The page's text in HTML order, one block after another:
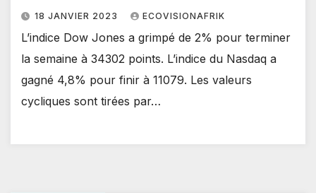
18 JANVIER 2023 ECOVISIONAFRIK
L’indice Dow Jones a grimpé de 2% pour terminer
la semaine à 34302 points. L’indice du Nasdaq a
gagné 4,8% pour finir à 11079. Les valeurs
cycliques sont tirées par…